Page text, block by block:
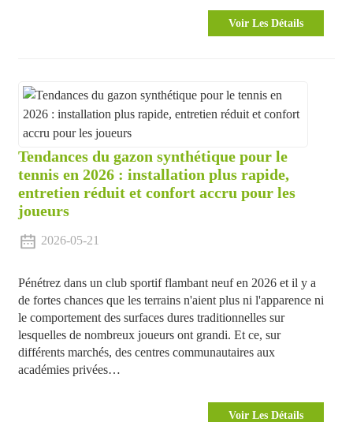
Voir Les Détails
Tendances du gazon synthétique pour le
tennis en 2026 : installation plus rapide,
entretien réduit et confort accru pour les
joueurs
2026-05-21
Pénétrez dans un club sportif flambant neuf en 2026 et il y a
de fortes chances que les terrains n'aient plus ni l'apparence ni
le comportement des surfaces dures traditionnelles sur
lesquelles de nombreux joueurs ont grandi. Et ce, sur
différents marchés, des centres communautaires aux
académies privées…
Voir Les Détails